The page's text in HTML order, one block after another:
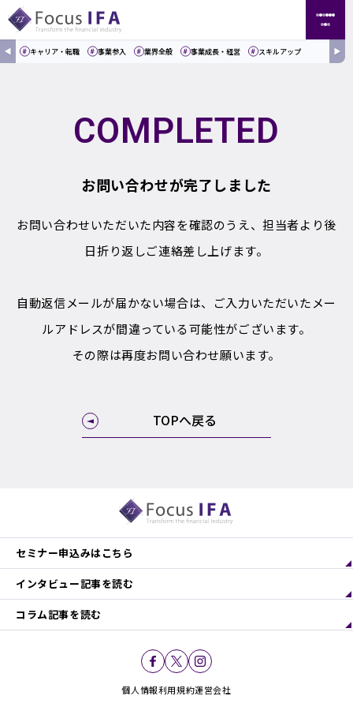
キャリア・転職 事業参入 業界全般 事業成長・経営 スキルアップ
COMPLETED
お問い合わせが完了しました
お問い合わせいただいた内容を確認のうえ、担当者より後
日折り返しご連絡差し上げます。
自動返信メールが届かない場合は、ご入力いただいたメー
ルアドレスが間違っている可能性がございます。
その際は再度お問い合わせ願います。
TOPへ戻る
セミナー申込みはこちら
インタビュー記事を読む
コラム記事を読む
個人情報利用規約運営会社